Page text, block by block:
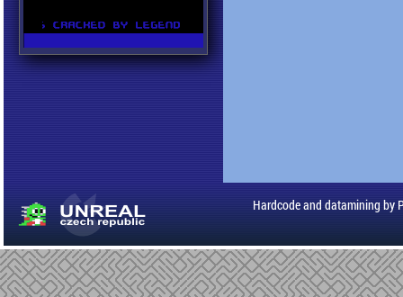
Hardcode and datamining by